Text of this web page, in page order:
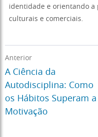
identidade e orientando a
culturais e comerciais.
Anterior
A Ciência da
Autodisciplina: Como
os Hábitos Superam a
Motivação